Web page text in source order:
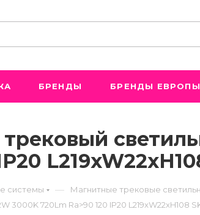
БРЕНДЫ БРЕНДЫ ЕВРОПЫ
системы — Магнитные трековые
720Lm Ra>90 120 IP20 L219xW22xH108